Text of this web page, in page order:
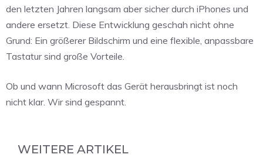
den letzten Jahren langsam aber sicher durch iPhones und
andere ersetzt. Diese Entwicklung geschah nicht ohne
Grund: Ein größerer Bildschirm und eine flexible, anpassbare
Tastatur sind große Vorteile.
Ob und wann Microsoft das Gerät herausbringt ist noch
nicht klar. Wir sind gespannt.
WEITERE ARTIKEL